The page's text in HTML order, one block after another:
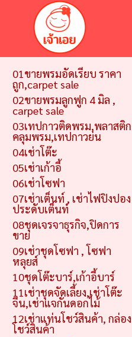
01ขายพรมอัดเรียบ ราคา
ถูก,carpet sale
02ขายพรมลูกฟูก 4 มิล ,
carpet sale
03เทปกาวติดพรม,พลาสติก
คลุมพรม,เทปกาวย่น
04เช่าโต๊ะ
05เช่าเก้าอี้
06เช่าโซฟา
07เช่าเต็นท์ , เช่าไฟปิงปอง
ประดับเต็นท์
08ชุดเจรจาธุรกิจ,ปิดการ
ขาย
09เช่าชุดโซฟา , โซฟา
หลุยส์
10ชุดโต๊ะบาร์,เก้าอี้บาร์
11เช่าชุดจัดเลี้ยง,เช่าโต๊ะ
จีน,เช่าแจกันดอกไม้
12เช่าแท่นโชว์สินค้า, กล่อง
โชว์สินค้า